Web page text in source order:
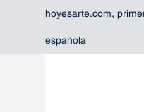
hoyesarte.com,
española